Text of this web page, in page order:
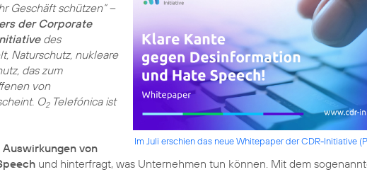
Im Juli erschien das neue Whitepaper der CDR-Initiative
Geschäft schützen“ –
der Corporate
des
Naturschutz, nukleare
das zum
von
O2Telefónica ist
von
und hinterfragt, was Unternehmen tun können. Mit dem